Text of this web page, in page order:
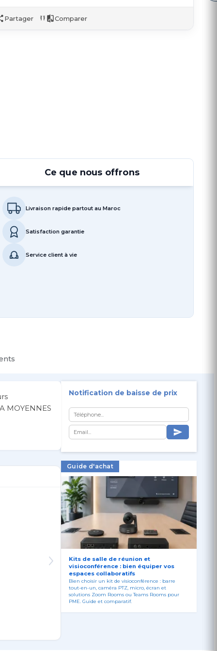
Partager Comparer
Ce que nous offrons
Livraison rapide partout au Maroc
Satisfaction garantie
Service client à vie
MOYENNES
Notification de baisse de prix
Guide d'achat
Kits de salle de réunion et
visioconférence : bien équiper vos
espaces collaboratifs
Bien choisir un kit de visioconférence : barre
tout-en-un, caméra PTZ, micro, écran et
solutions Zoom Rooms ou Teams Rooms pour
PME. Guide et comparatif.